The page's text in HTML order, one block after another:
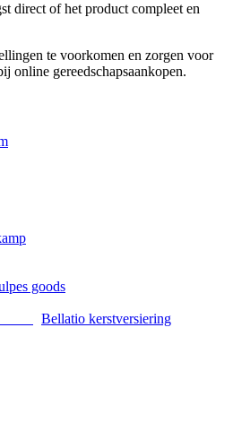
direct of het product compleet en
te voorkomen en zorgen voor
online gereedschapsaankopen.
goods
Bellatio kerstversiering